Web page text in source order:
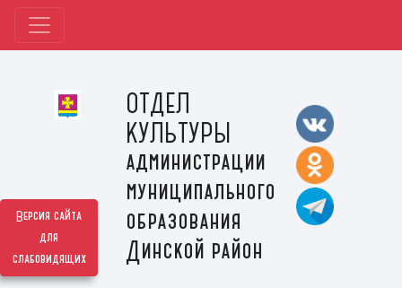
Версия сайта
для
слабовидящих
ОТДЕЛ
КУЛЬТУРЫ
администрации
муниципального
образования
Динской район